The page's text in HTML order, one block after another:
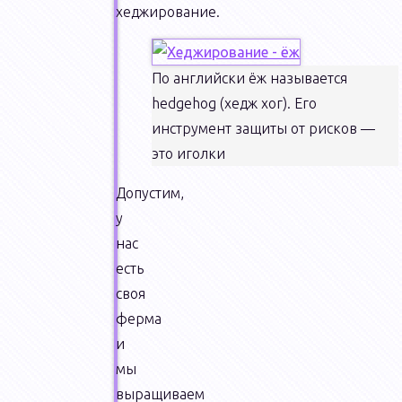
хеджирование.
По английски ёж называется
hedgehog (хедж хог). Его
инструмент защиты от рисков —
это иголки
Допустим,
у
нас
есть
своя
ферма
и
мы
выращиваем